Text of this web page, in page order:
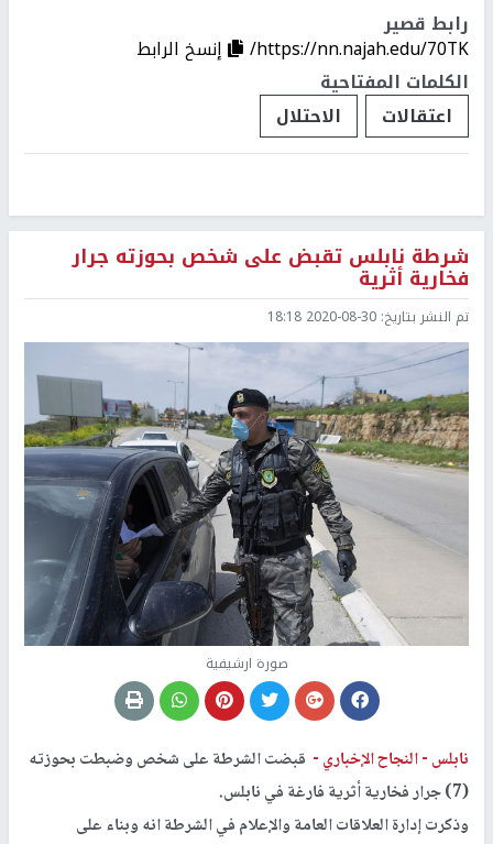
رابط قصير
https://nn.najah.edu/70TK/
إنسخ الرابط
الكلمات المفتاحية
اعتقالات
الاحتلال
شرطة نابلس تقبض على شخص بحوزته جرار
فخارية أثرية
تم النشر بتاريخ: 2020-08-30 18:18
صورة ارشيفية
نابلس -النجاح الإخباري - قبضت الشرطة على شخص وضبطت بحوزته
(7) جرار فخارية أثرية فارغة في نابلس.
وذكرت إدارة العلاقات العامة والإعلام في الشرطة انه وبناء على